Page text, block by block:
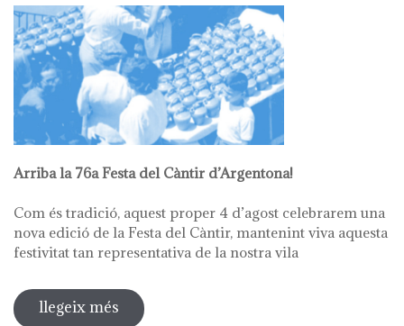
Arriba la 76a Festa del Càntir d’Argentona!
Com és tradició, aquest proper 4 d’agost celebrarem una
nova edició de la Festa del Càntir, mantenint viva aquesta
festivitat tan representativa de la nostra vila
llegeix més sobre 76ª festa del càntir